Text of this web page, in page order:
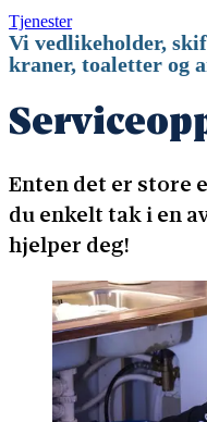
Tjenester
Vi vedlikeholder,
kraner, toaletter og
Enten det er store
du enkelt tak i en
hjelper deg!